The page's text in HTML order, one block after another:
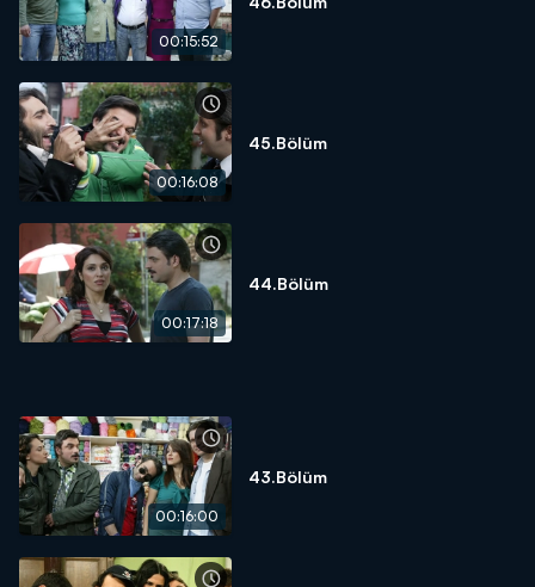
00:15:52
00:16:08
45.Bölüm
00:17:18
44.Bölüm
00:16:00
43.Bölüm